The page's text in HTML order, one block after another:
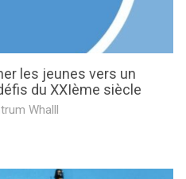
les jeunes vers un
du XXIème siècle
Whalll